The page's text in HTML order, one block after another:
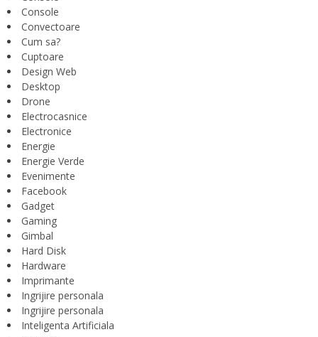
Console
Convectoare
Cum sa?
Cuptoare
Design Web
Desktop
Drone
Electrocasnice
Electronice
Energie
Energie Verde
Evenimente
Facebook
Gadget
Gaming
Gimbal
Hard Disk
Hardware
Imprimante
Ingrijire personala
Ingrijire personala
Inteligenta Artificiala